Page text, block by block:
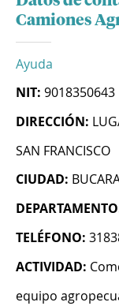
Camiones
Ayuda
NIT: 9018350643
DIRECCIÓN:
SAN FRANCISCO
CIUDAD:
TELÉFONO:
ACTIVIDAD:
equipo